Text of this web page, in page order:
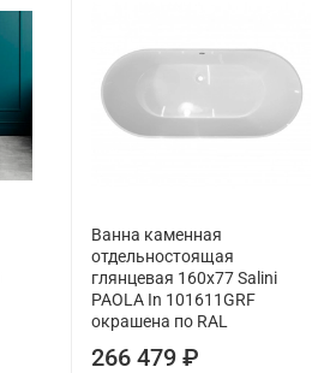
Ванна каменная
отдельностоящая
глянцевая 160х77 Salini
PAOLA In 101611GRF
окрашена по RAL
266 479 ₽